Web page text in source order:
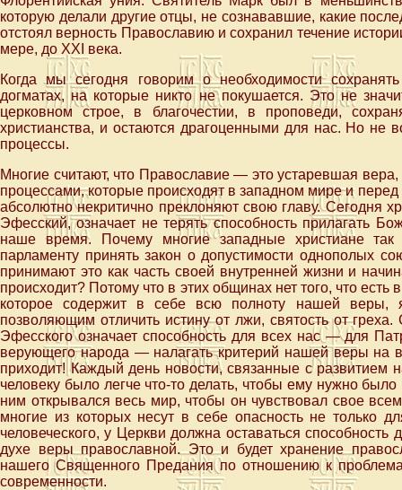
которую делали другие отцы, не сознававшие, какие
отстоял верность Православию и сохранил течение
мере, до XXI века.
Когда мы сегодня говорим о необходимости
догматах, на которые никто не покушается. Это не
церковном строе, в благочестии, в проповеди,
христианства, и остаются драгоценными для нас. Но не
процессы.
Многие считают, что Православие — это устаревшая
процессами, которые происходят в западном мире и
абсолютно некритично преклоняют свою главу. Сегодня
Эфесский, означает не терять способность прилагать
наше время. Почему многие западные христиане
парламенту принять закон о допустимости однополых
принимают это как часть своей внутренней жизни и
происходит? Потому что в этих общинах нет того, что
которое содержит в себе всю полноту нашей веры,
позволяющим отличить истину от лжи, святость от
Эфесского означает способность для всех нас — для
верующего народа — налагать критерий нашей веры на
приходит! Каждый день новости, связанные с развитием
человеку было легче что-то делать, чтобы ему нужно
ним открывался весь мир, чтобы он чувствовал свое
многие из которых несут в себе опасность не только
человеческого, у Церкви должна оставаться
духе веры православной. Это и будет хранение
нашего Священного Предания по отношению к
современности.